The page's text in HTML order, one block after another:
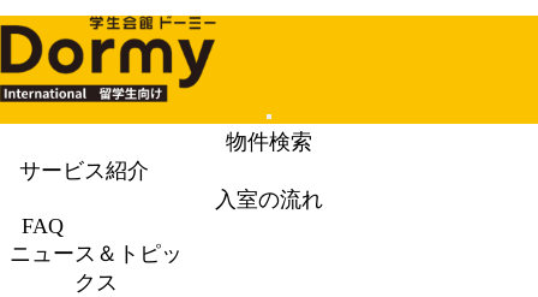
Mobile
Menu
物件検索
サービス紹介
入室の流れ
FAQ
ニュース＆トピッ
クス
ニュース＆トピックス